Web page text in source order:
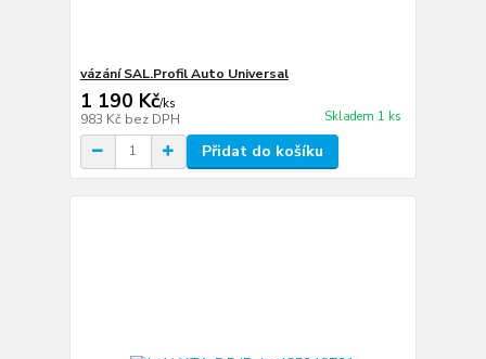
vázání SAL.Profil Auto Universal
1 190 Kč/ks
983 Kč bez DPH Skladem 1 ks
Přidat do košíku